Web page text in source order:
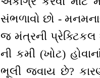
સંભળાવો છો -
જ મંત્રની
ની કમી (ખોટ)
ભૂલી જવાય છે?